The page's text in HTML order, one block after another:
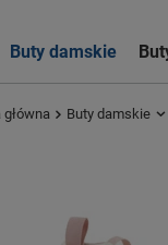
Buty damskie
główna Buty damskie